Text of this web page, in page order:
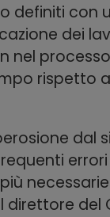
definiti con
dei
nel
rispetto
dal
direttore del